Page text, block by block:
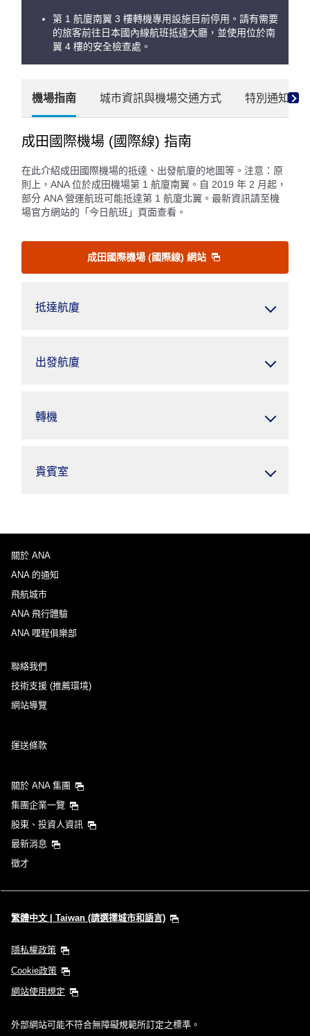
第 1 航廈南翼 3 樓轉機專用設施目前停用。請有需要
的旅客前往日本國內線航班抵達大廳，並使用位於南
翼 4 樓的安全檢查處。
機場指南 城市資訊與機場交通方式 特別通知
成田國際機場 (國際線) 指南
在此介紹成田國際機場的抵達、出發航廈的地圖等。注意：原
則上，ANA 位於成田機場第 1 航廈南翼。自 2019 年 2 月起，
部分 ANA 營運航班可能抵達第 1 航廈北翼。最新資訊請至機
場官方網站的「今日航班」頁面查看。
成田國際機場 (國際線) 網站
抵達航廈
出發航廈
轉機
貴賓室
關於 ANA
ANA 的通知
飛航城市
ANA 飛行體驗
ANA 哩程俱樂部
聯絡我們
技術支援 (推薦環境)
網站導覽
運送條款
關於 ANA 集團
集團企業一覽
股東、投資人資訊
最新消息
徵才
繁體中文 | Taiwan (請選擇城市和語言)
隱私權政策
Cookie政策
網站使用規定
外部網站可能不符合無障礙規範所訂定之標準。